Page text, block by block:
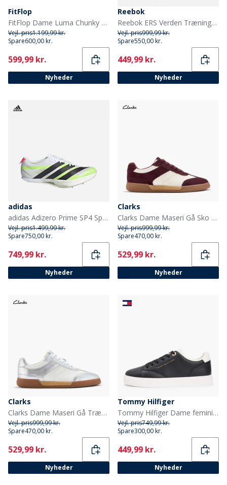
FitFlop
FitFlop Dame Luma Chunky Snaffle Læder Demi Wedge Loafers Dyb Tan
Vejl. pris1.199,99 kr.
Spare600,00 kr.
Current
599,99 kr.
Nyheder
Reebok
Reebok ERS Verden Træningssko Sort/Hvid/Chrome
Vejl. pris999,99 kr.
Spare550,00 kr.
Current
449,99 kr.
Nyheder
adidas
adidas Adizero Prime SP4 Sprint Løbesko med pigge Cloud White/Core Black/Lucid Red
Vejl. pris1.499,99 kr.
Spare750,00 kr.
Current
749,99 kr.
Nyheder
Clarks
Clarks Dame Maseri Gå Sko Burgundy Combi
Vejl. pris999,99 kr.
Spare470,00 kr.
Current
529,99 kr.
Nyheder
Clarks
Clarks Dame Maseri Gå Træningssko Metallic Combi
Vejl. pris999,99 kr.
Spare470,00 kr.
Current
529,99 kr.
Nyheder
Tommy Hilfiger
Tommy Hilfiger Dame feminine cupsole sneakers Sort/Ecru
Vejl. pris749,99 kr.
Spare300,00 kr.
Current
449,99 kr.
Nyheder